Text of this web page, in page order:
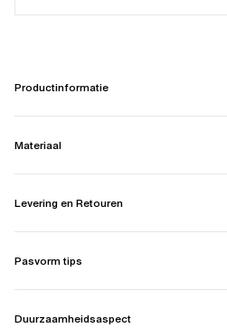
Productinformatie
Materiaal
Levering en Retouren
Pasvorm tips
Duurzaamheidsaspect